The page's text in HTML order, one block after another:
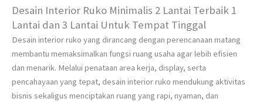
Desain Interior Ruko Minimalis 2 Lantai Terbaik 1
Lantai dan 3 Lantai Untuk Tempat Tinggal
Desain interior ruko yang dirancang dengan perencanaan matang
membantu memaksimalkan fungsi ruang usaha agar lebih efisien
dan menarik. Melalui penataan area kerja, display, serta
pencahayaan yang tepat, desain interior ruko mendukung aktivitas
bisnis sekaligus menciptakan ruang yang rapi, nyaman, dan